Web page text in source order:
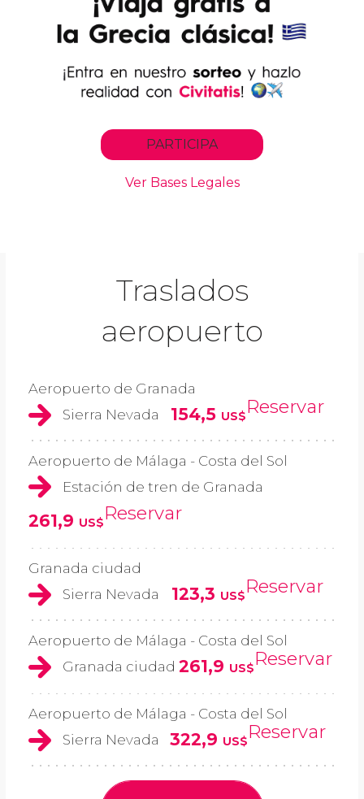
Traslados
aeropuerto
Aeropuerto de Granada
Sierra Nevada
154,5 US$Reservar
Aeropuerto de Málaga - Costa del Sol
Estación de tren de Granada
261,9 US$Reservar
Granada ciudad
Sierra Nevada
123,3 US$Reservar
Aeropuerto de Málaga - Costa del Sol
Granada ciudad 261,9 US$Reservar
Aeropuerto de Málaga - Costa del Sol
Sierra Nevada
322,9 US$Reservar